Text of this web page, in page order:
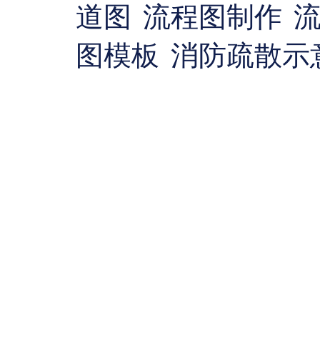
道图 流程图制作
图模板 消防疏散示